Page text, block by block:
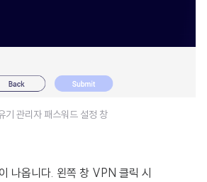
기 관리자 패스워드 설정 창
나옵니다. 왼쪽 창 VPN 클릭 시